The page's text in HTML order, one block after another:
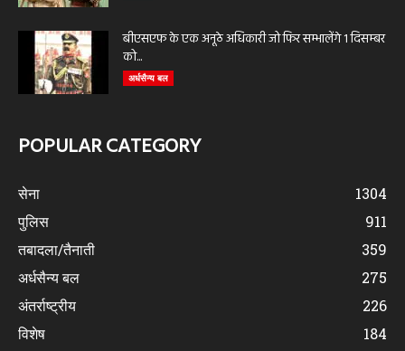
बीएसएफ के एक अनूठे अधिकारी जो फिर सम्भालेंगे 1 दिसम्बर
को...
अर्धसैन्य बल
POPULAR CATEGORY
सेना
1304
पुलिस
911
तबादला/तैनाती
359
अर्धसैन्य बल
275
अंतर्राष्ट्रीय
226
विशेष
184